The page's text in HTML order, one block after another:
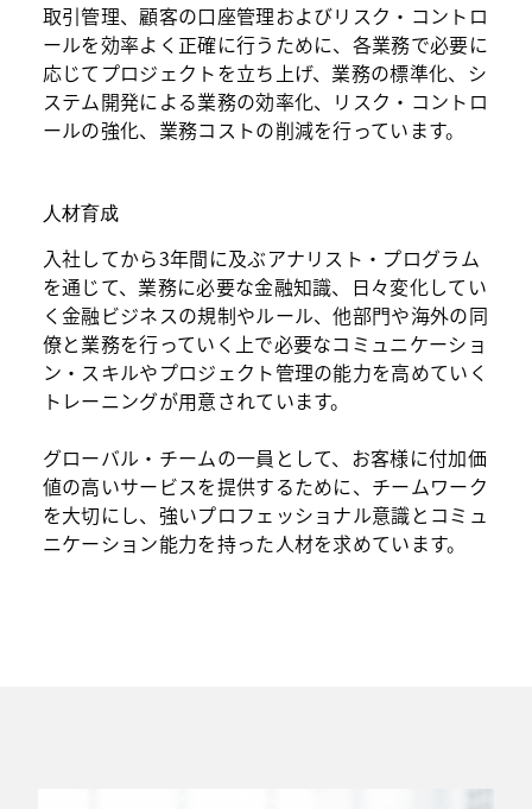
取引管理、顧客の口座管理およびリスク・コントロ
ールを効率よく正確に行うために、各業務で必要に
応じてプロジェクトを立ち上げ、業務の標準化、シ
ステム開発による業務の効率化、リスク・コントロ
ールの強化、業務コストの削減を行っています。
人材育成
入社してから3年間に及ぶアナリスト・プログラム
を通じて、業務に必要な金融知識、日々変化してい
く金融ビジネスの規制やルール、他部門や海外の同
僚と業務を行っていく上で必要なコミュニケーショ
ン・スキルやプロジェクト管理の能力を高めていく
トレーニングが用意されています。
グローバル・チームの一員として、お客様に付加価
値の高いサービスを提供するために、チームワーク
を大切にし、強いプロフェッショナル意識とコミュ
ニケーション能力を持った人材を求めています。